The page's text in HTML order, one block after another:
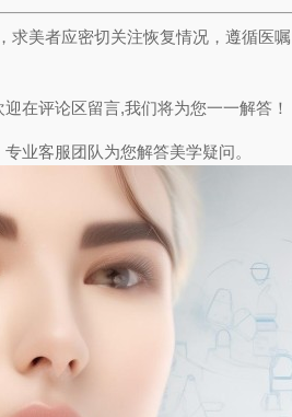
美者应密切关注恢复情况，遵循医
在评论区留言,我们将为您一一解答！
业客服团队为您解答美学疑问。